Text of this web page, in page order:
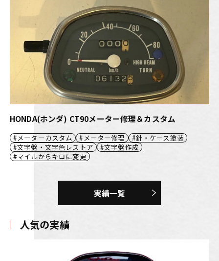
HONDA(ホンダ) CT90メーター修理＆カスタム
メーターカスタム メーター修理
針・ケース塗装
文字盤・文字色レストア
文字盤作成
マイルからキロに変更
実績一覧
人気の実績